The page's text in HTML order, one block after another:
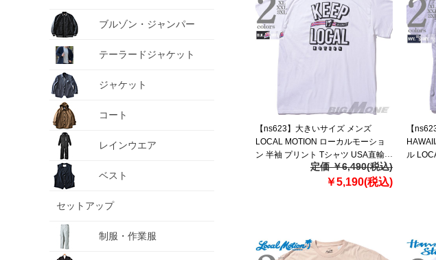
ブルゾン・ジャンパー
テーラードジャケット
ジャケット
コート
レインウエア
ベスト
セットアップ
制服・作業服
【ns623】大きいサイズ メンズ
LOCAL MOTION ローカルモーショ
ン 半袖 プリント Tシャツ USA直輸入
定価 ￥6,490(税込)
￥5,190(税込)
【
ル
ョン